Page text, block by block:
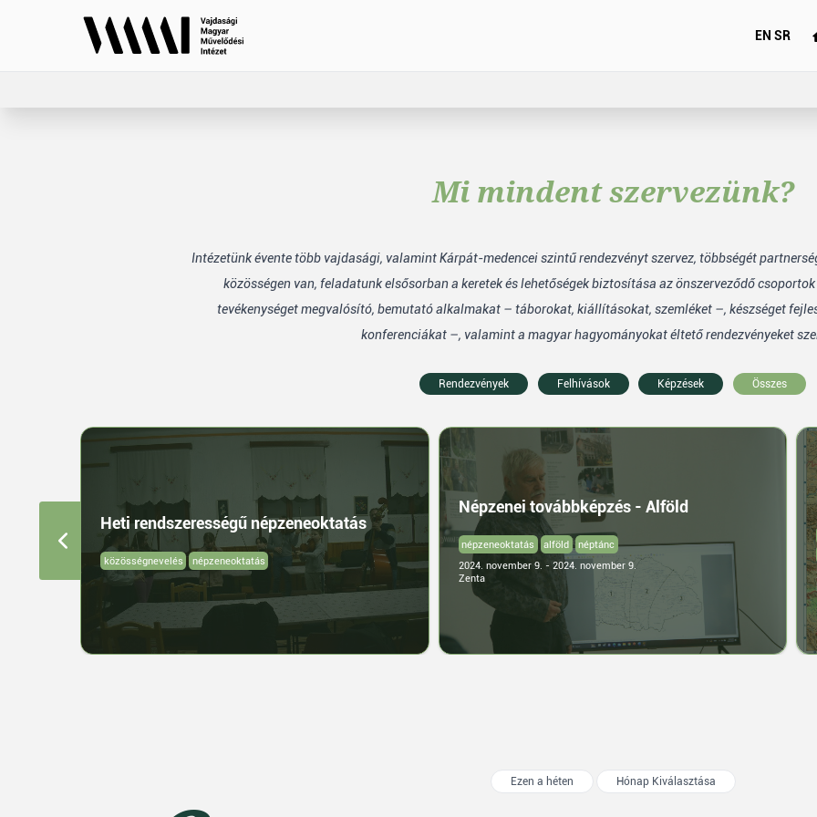
EN SR
Mi mindent szervezünk?
Intézetünk évente több vajdasági, valamint Kárpát-medencei szintű rendezvényt szervez, többségét
közösségen van, feladatunk elsősorban a keretek és lehetőségek biztosítása az önszerveződő
tevékenységet megvalósító, bemutató alkalmakat – táborokat, kiállításokat, szemléket –, készséget
konferenciákat –, valamint a magyar hagyományokat éltető rendezvényeket
Rendezvények Felhívások Képzések Összes
Heti rendszerességű népzeneoktatás
közösségnevelés népzeneoktatás
Népzenei továbbképzés - Alföld
népzeneoktatás alföld
néptánc
2024. november 9. - 2024. november 9.
Zenta
Ezen a héten